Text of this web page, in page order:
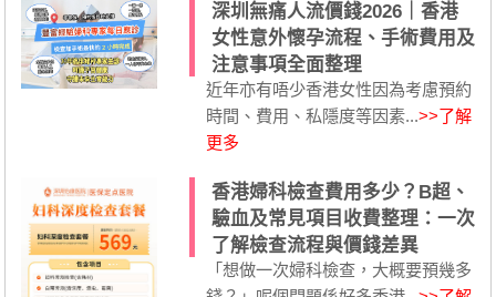
深圳無痛人流價錢2026｜香港
女性意外懷孕流程、手術費用及
注意事項全面整理
近年亦有唔少香港女性因為考慮預約
時間、費用、私隱度等因素...>>了解
更多
香港婦科檢查費用多少？B超、
驗血及常見項目收費整理：一次
了解檢查流程與價錢差異
「想做一次婦科檢查，大概要預幾多